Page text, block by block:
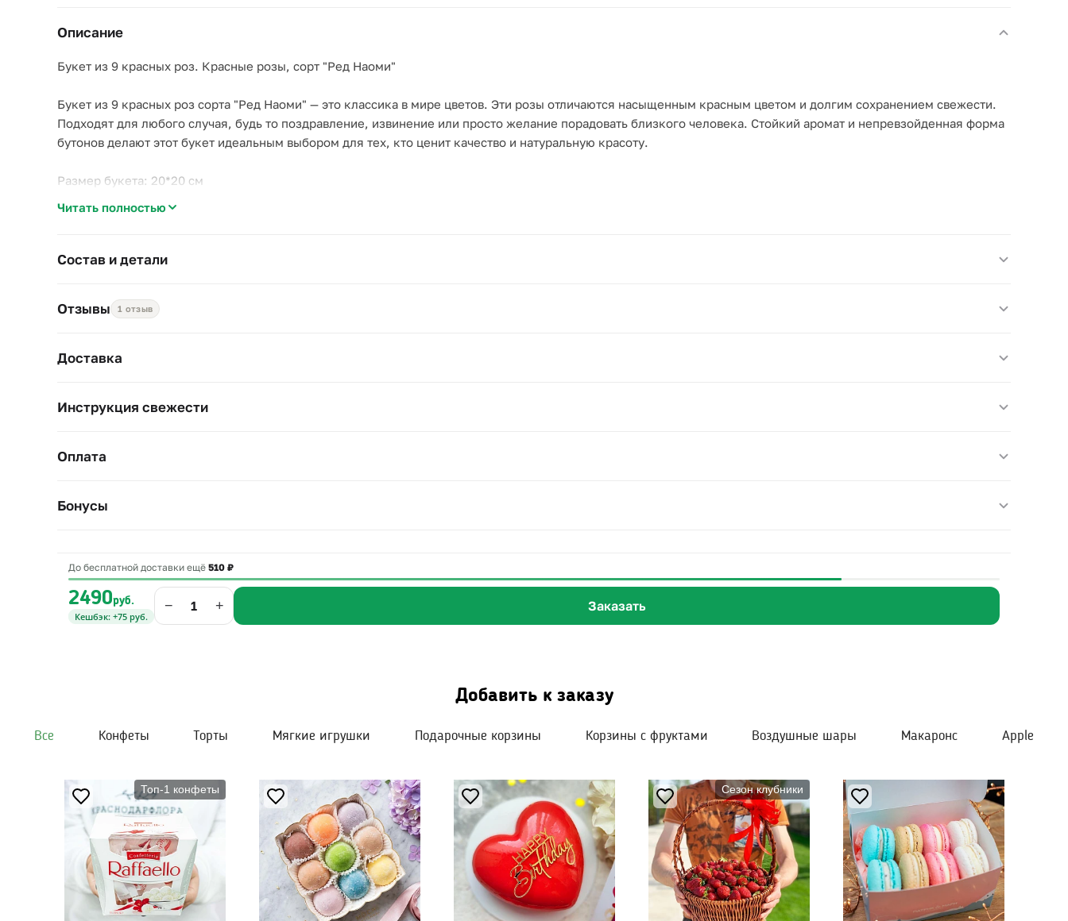
Описание
Букет из 9 красных роз. Красные розы, сорт "Ред Наоми"
Букет из 9 красных роз сорта "Ред Наоми" — это классика в мире цветов. Эти розы отличаются насыщенным красным цветом и долгим сохранением свежести.
Подходят для любого случая, будь то поздравление, извинение или просто желание порадовать близкого человека. Стойкий аромат и непревзойденная форма
бутонов делают этот букет идеальным выбором для тех, кто ценит качество и натуральную красоту.
Размер букета: 20*20 см
Читать полностью
Состав и детали
Отзывы 1 отзыв
Доставка
Инструкция свежести
Оплата
Бонусы
До бесплатной доставки ещё 510 ₽
2490руб.
Кешбэк: +75 руб.
− + Заказать
Добавить к заказу
Все Конфеты Торты Мягкие игрушки Подарочные корзины Корзины с фруктами Воздушные шары Макаронс Apple
Топ-1 конфеты Сезон клубники